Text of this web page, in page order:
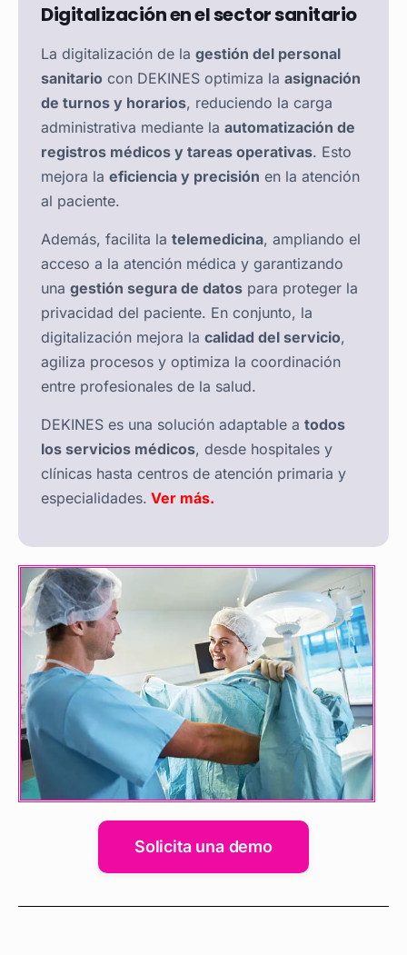
Digitalización en el sector sanitario
La digitalización de la gestión del personal
sanitario con DEKINES optimiza la asignación
de turnos y horarios, reduciendo la carga
administrativa mediante la automatización de
registros médicos y tareas operativas. Esto
mejora la eficiencia y precisión en la atención
al paciente.
Además, facilita la telemedicina, ampliando el
acceso a la atención médica y garantizando
una gestión segura de datos para proteger la
privacidad del paciente. En conjunto, la
digitalización mejora la calidad del servicio,
agiliza procesos y optimiza la coordinación
entre profesionales de la salud.
DEKINES es una solución adaptable a todos
los servicios médicos, desde hospitales y
clínicas hasta centros de atención primaria y
especialidades. Ver más.
Solicita una demo